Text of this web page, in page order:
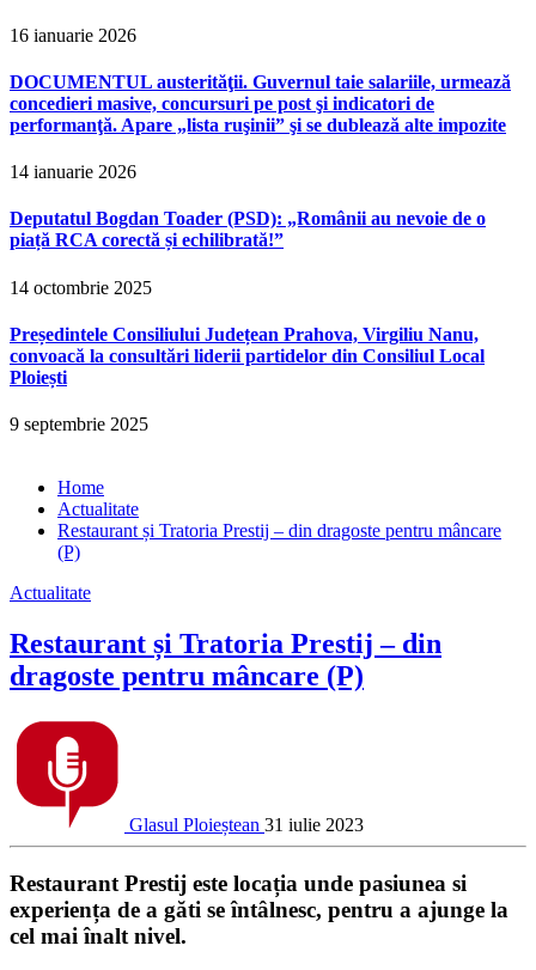
16 ianuarie 2026
DOCUMENTUL austerităţii. Guvernul taie salariile, urmează
concedieri masive, concursuri pe post şi indicatori de
performanţă. Apare „lista ruşinii” şi se dublează alte impozite
14 ianuarie 2026
Deputatul Bogdan Toader (PSD): „Românii au nevoie de o
piață RCA corectă și echilibrată!”
14 octombrie 2025
Președintele Consiliului Județean Prahova, Virgiliu Nanu,
convoacă la consultări liderii partidelor din Consiliul Local
Ploiești
9 septembrie 2025
Home
Actualitate
Restaurant și Tratoria Prestij – din dragoste pentru mâncare
(P)
Actualitate
Restaurant și Tratoria Prestij – din
dragoste pentru mâncare (P)
Glasul Ploieștean 31 iulie 2023
Restaurant Prestij este locația unde pasiunea si
experiența de a găti se întâlnesc, pentru a ajunge la
cel mai înalt nivel.